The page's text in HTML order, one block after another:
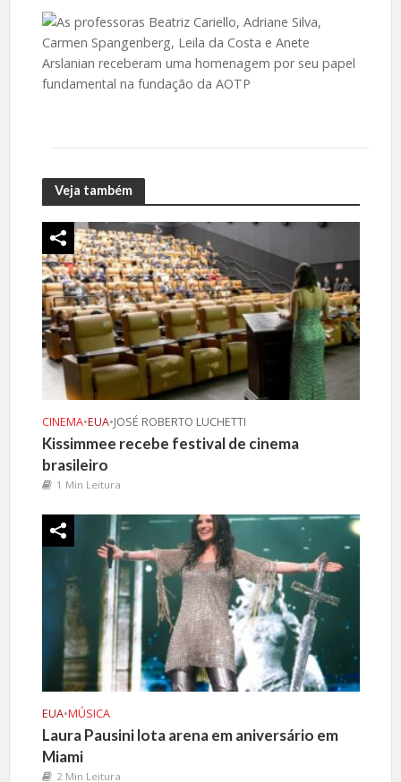
Veja também
CINEMA•EUA•JOSÉ ROBERTO LUCHETTI
Kissimmee recebe festival de cinema
brasileiro
1 Min Leitura
EUA•MÚSICA
Laura Pausini lota arena em aniversário em
Miami
2 Min Leitura